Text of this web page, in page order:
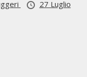
27 Luglio